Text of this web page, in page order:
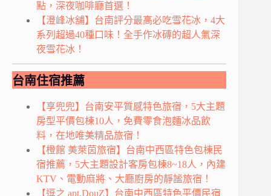
點，深夜咖啡廳首選！
【澄峰冰舖】台南評分最高必吃雪花冰，4大
系列超過40種口味！全手作冰磚的超人氣深
夜雪花冰！
台南住宿推薦
【享兜兜】台南安平質感特色旅宿，5大主題
房型平價包棟10人，免費零食泡麵冰品飲
料，在地唯美精品旅宿！
【橙館 美萊茵旅宿】台南中西區特色包棟民
宿推薦，5大主題設計客房包棟8~18人，內建
KTV、電動麻將、大廳廚房的靜謐旅宿！
【逗之 apt.DouZ】台南中西區特色平價民宿